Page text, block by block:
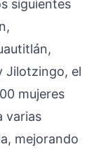
siguientes
Jilotzingo, el
mujeres
varias
mejorando